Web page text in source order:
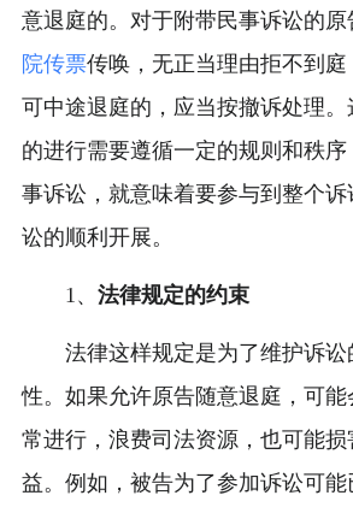
意退庭的。对于附带民事诉讼的
院传票传唤，无正当理由拒不到
可中途退庭的，应当按撤诉处理
的进行需要遵循一定的规则和秩
事诉讼，就意味着要参与到整个
讼的顺利开展。
1、 法律规定的约束
法律这样规定是为了维护诉讼
性。如果允许原告随意退庭，可
常进行，浪费司法资源，也可能损
益。例如，被告为了参加诉讼可